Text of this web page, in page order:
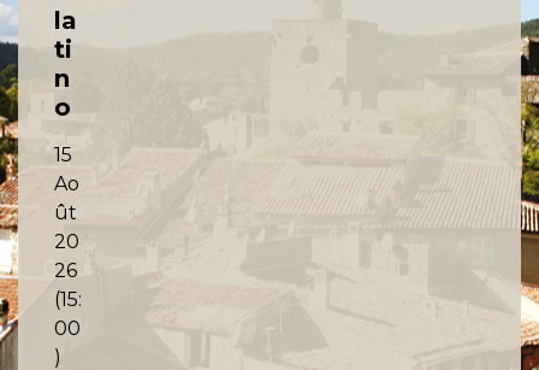
la
ti
n
o
15
Ao
ût
20
26
(15:
00
)